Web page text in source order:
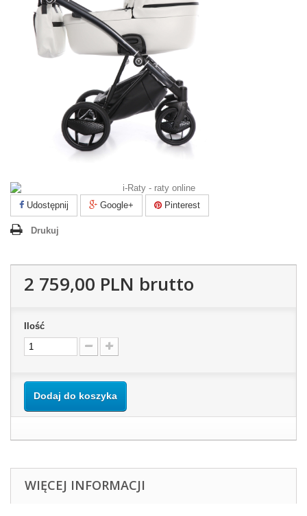
Udostępnij Google+ Pinterest
Drukuj
2 759,00 PLN brutto
Ilość
Dodaj do koszyka
WIĘCEJ INFORMACJI